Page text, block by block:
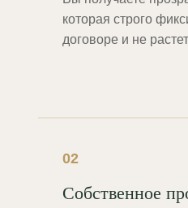
которая строго
договоре и не
02
Собственное